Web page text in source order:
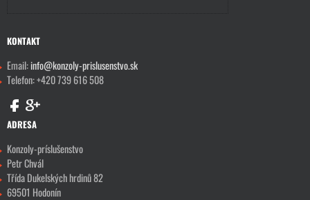
KONTAKT
Email:info@konzoly-prislusenstvo.sk
Telefon: +420 739 616 508
ADRESA
Konzoly-príslušenstvo
Petr Chvál
Třída Dukelských hrdinů 82
69501 Hodonín